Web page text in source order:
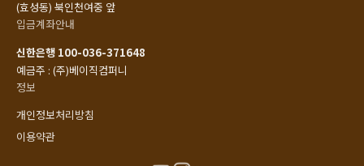
(효성동) 북인천여중 앞
입금계좌안내
신한은행 100-036-371648
예금주 : (주)베이직컴퍼니
정보
개인정보처리방침
이용약관